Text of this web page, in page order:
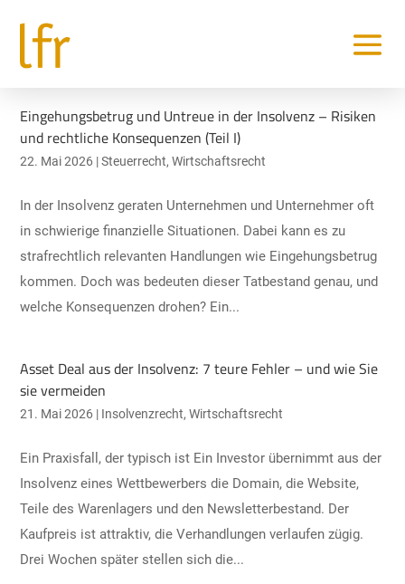
Eingehungsbetrug und Untreue in der Insolvenz – Risiken
und rechtliche Konsequenzen (Teil I)
22. Mai 2026 |Steuerrecht,Wirtschaftsrecht
In der Insolvenz geraten Unternehmen und Unternehmer oft
in schwierige finanzielle Situationen. Dabei kann es zu
strafrechtlich relevanten Handlungen wie Eingehungsbetrug
kommen. Doch was bedeuten dieser Tatbestand genau, und
welche Konsequenzen drohen? Ein...
Asset Deal aus der Insolvenz: 7 teure Fehler – und wie Sie
sie vermeiden
21. Mai 2026 | Insolvenzrecht,Wirtschaftsrecht
Ein Praxisfall, der typisch ist Ein Investor übernimmt aus der
Insolvenz eines Wettbewerbers die Domain, die Website,
Teile des Warenlagers und den Newsletterbestand. Der
Kaufpreis ist attraktiv, die Verhandlungen verlaufen zügig.
Drei Wochen später stellen sich die...